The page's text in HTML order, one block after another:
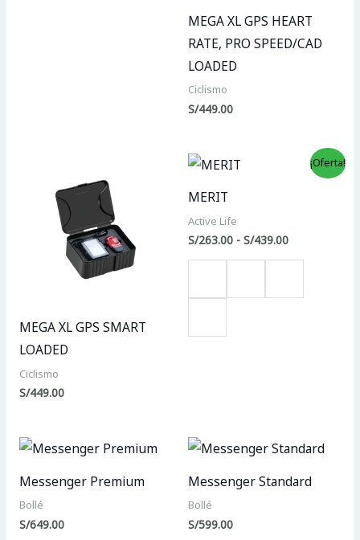
MEGA XL GPS HEART
RATE, PRO SPEED/CAD
LOADED
Ciclismo
S/449.00
MEGA XL GPS SMART
LOADED
Ciclismo
S/449.00
¡Oferta!
MERIT
Active Life
S/263.00 - S/439.00
Rango
S/439.00
Messenger Premium
Bollé
S/649.00
Messenger Standard
Bollé
S/599.00